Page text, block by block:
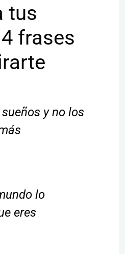
tus
frases
y no los
lo
eres